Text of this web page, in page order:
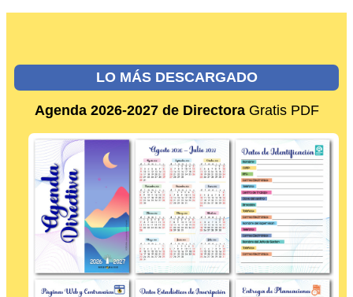
LO MÁS DESCARGADO
Agenda 2026-2027 de DirectoraGratis PDF